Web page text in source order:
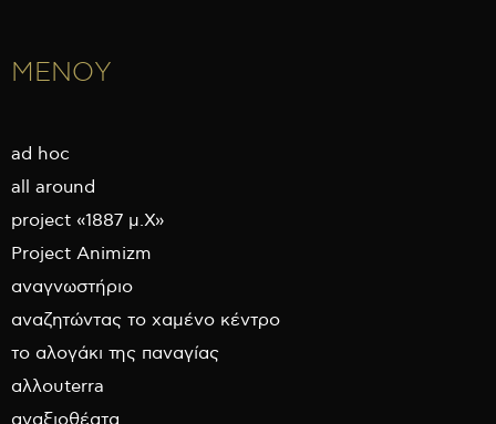
ΜΕΝΟΥ
ad hoc
all around
project «1887 μ.Χ»
Project Animizm
αναγνωστήριο
αναζητώντας το χαμένο κέντρο
το αλογάκι της παναγίας
αλλουterra